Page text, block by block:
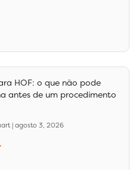
HOF: o que não pode
antes de um procedimento
agosto 3, 2026